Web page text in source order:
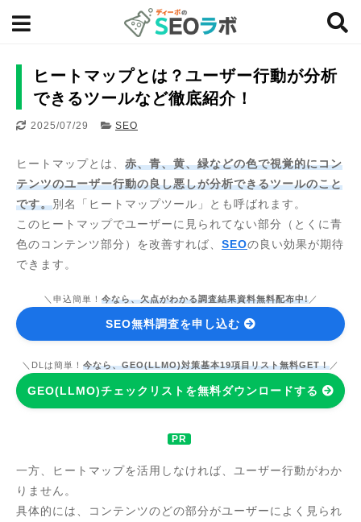
ヒートマップとは？ユーザー行動が分析
できるツールなど徹底紹介！
2025/07/29 SEO
ヒートマップとは、 赤、青、黄、緑などの色で視覚的にコン
テンツのユーザー行動の良し悪しが分析できるツールのこと
です。別名「ヒートマップツール」とも呼ばれます。
このヒートマップでユーザーに見られてない部分（とくに青
色のコンテンツ部分）を改善すれば、 SEOの良い効果が期待
できます。
＼申込簡単！ 今なら、欠点がわかる調査結果資料無料配布中!／
SEO無料調査を申し込む
＼DLは簡単！ 今なら、GEO(LLMO)対策基本19項目リスト無料GET！ ／
GEO(LLMO)チェックリストを無料ダウンロードする
一方、ヒートマップを活用しなければ、ユーザー行動がわか
りません。
具体的には、コンテンツのどの部分がユーザーによく見られ